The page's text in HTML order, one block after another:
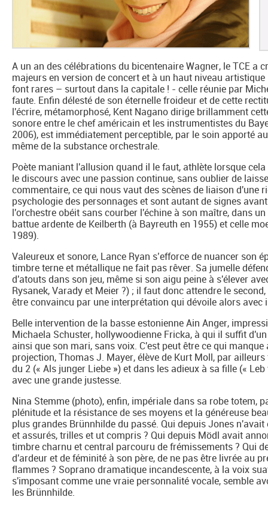
A un an des célébrations du bicentenaire Wagner, le TCE a
majeurs en version de concert et à un haut niveau
font rares – surtout dans la capitale ! - celle réunie par
faute. Enfin délesté de son éternelle froideur et de cette
l'écrire, métamorphosé, Kent Nagano dirige brillamment
sonore entre le chef américain et les instrumentistes du
2006), est immédiatement perceptible, par le soin apporté
même de la substance orchestrale.
Poète maniant l'allusion quand il le faut, athlète lorsque
le discours avec une passion continue, sans oublier de
commentaire, ce qui nous vaut des scènes de liaison d'une
psychologie des personnages et sont autant de signes
l'orchestre obéit sans courber l'échine à son maître, dans
battue ardente de Keilberth (à Bayreuth en 1955) et celle
1989).
Valeureux et sonore, Lance Ryan s’efforce de nuancer son
timbre terne et métallique ne fait pas rêver. Sa jumelle
d'atouts dans son jeu, même si son aigu peine à s'élever
Rysanek, Varady et Meier ?) ; il faut donc attendre le
être convaincu par une interprétation qui dévoile alors
Belle intervention de la basse estonienne Ain Anger,
Michaela Schuster, hollywoodienne Fricka, à qui il suffit
ainsi que son mari, sans voix. C'est peut être ce qui
projection, Thomas J. Mayer, élève de Kurt Moll, par
du 2 (« Als junger Liebe ») et dans les adieux à sa fille («
avec une grande justesse.
Nina Stemme (photo), enfin, impériale dans sa robe totem,
plénitude et la résistance de ses moyens et la généreuse
plus grandes Brünnhilde du passé. Qui depuis Jones
et assurés, trilles et ut compris ? Qui depuis Mödl avait
timbre charnu et central parcouru de frémissements ? Qui
d'ardeur et de féminité à son père, de ne pas être livrée au
flammes ? Soprano dramatique incandescente, à la voix
s'imposant comme une vraie personnalité vocale, semble
les Brünnhilde.